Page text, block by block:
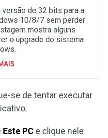
de 32 bits para a
10/8/7 sem perder
mostra alguns
o upgrade do sistema
se de tentar executar
Este PC e clique nele